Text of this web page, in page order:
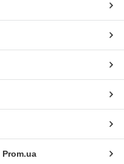
Prom.ua